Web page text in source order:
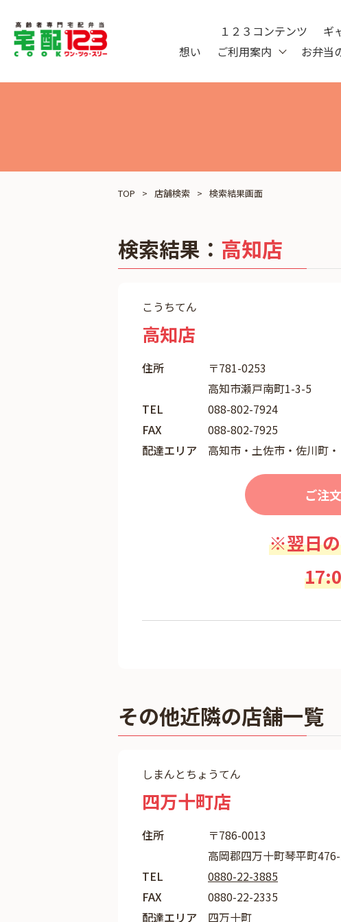
想い ご利用案内 お弁当
１２３コンテンツ ギ
TOP 店舗検索 検索結果画面
検索結果： 高知店
こうちてん
高知店
住所
〒781-0253
高知市瀬戸南町1-3-5
TEL
088-802-7924
FAX
088-802-7925
配達エリア
高知市・土佐市・佐川町
ご注
※翌日の
その他近隣の店舗一覧
しまんとちょうてん
四万十町店
住所
〒786-0013
高岡郡四万十町琴平町
TEL
0880-22-3885
FAX
0880-22-2335
配達エリア
四万十町